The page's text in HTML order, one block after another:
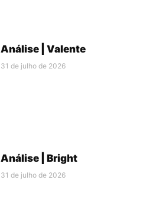
Análise | Valente
31 de julho de 2026
Análise | Bright
31 de julho de 2026